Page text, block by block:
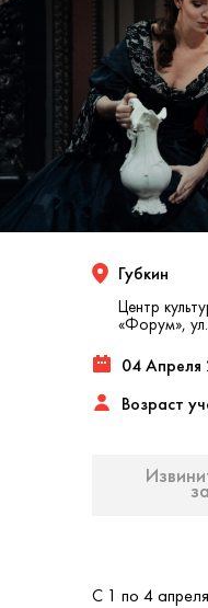
Губкин
Центр
«Форум»,
04
Возраст
С 1 по 4